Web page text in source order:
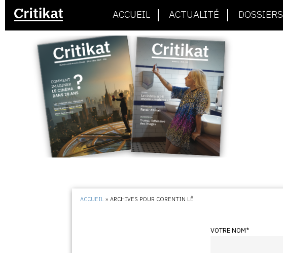
ACCUEIL ACTUALITÉ DOSSIERS
ACCUEIL »ARCHIVES POUR CORENTIN LÊ
VOTRE NOM*